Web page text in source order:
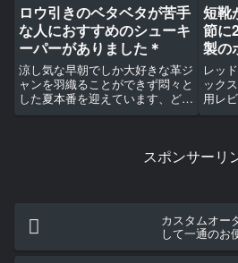
ロウ引きのベタベタが苦手
な人におすすめのシューキ
ーパーがありました＊
涼し気な早朝でしか大好きな革ジ
ャンを羽織ることができず悶々と
した夏本番を迎えています、どう
も。結論からいうと夏だから、暑
い訳をしては革ジャンのメンテナ
短靴
節に
製の
た
レッ
ック
用レ
スポンサーリ
カスタムオー
して一通のお